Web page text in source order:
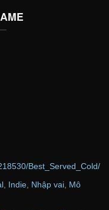
Best_Served_Cold/
Indie Nhập vai Mô